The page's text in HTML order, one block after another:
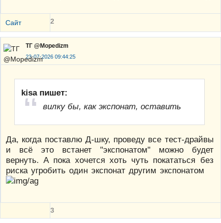
Сайт 2
ТГ @Mopedizm
23-07-2026 09:44:25
kisa пишет:
вилку бы, как экспонат, оставить
Да, когда поставлю Д-шку, проведу все тест-драйвы
и всё это встанет "экспонатом" можно будет
вернуть. А пока хочется хоть чуть покататься без
риска угробить один экспонат другим экспонатом
3